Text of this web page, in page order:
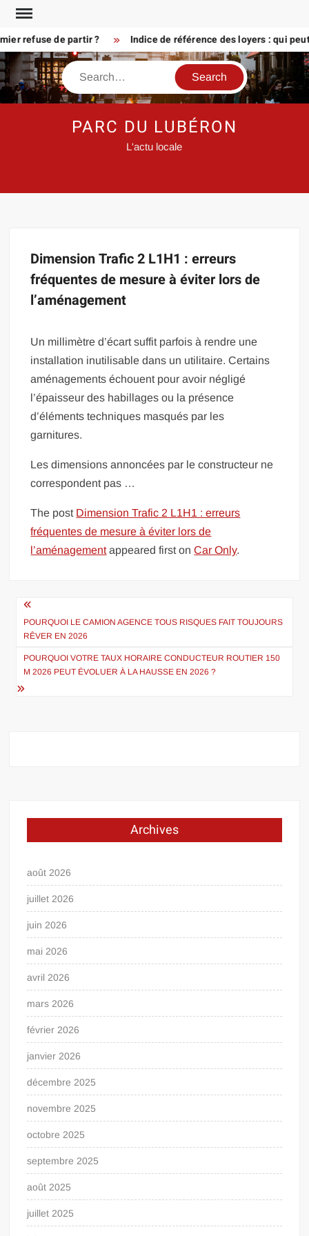
Skip
contentrefuse de partir ? Indice de référence des loyers : qui
Search
PARC DU LUBÉRON
L'actu locale
Dimension Trafic 2 L1H1 : erreurs
fréquentes de mesure à éviter lors de
l’aménagement
Un millimètre d’écart suffit parfois à rendre une
installation inutilisable dans un utilitaire. Certains
aménagements échouent pour avoir négligé
l’épaisseur des habillages ou la présence
d’éléments techniques masqués par les
garnitures.
Les dimensions annoncées par le constructeur ne
correspondent pas …
The post Dimension Trafic 2 L1H1 : erreurs
fréquentes de mesure à éviter lors de
l’aménagementappeared first onCar Only.
Navigation
de
l’article
POURQUOI LE CAMION AGENCE TOUS RISQUES FAIT TOUJOURS
RÊVER EN 2026
POURQUOI VOTRE TAUX HORAIRE CONDUCTEUR ROUTIER 150
M 2026 PEUT ÉVOLUER À LA HAUSSE EN 2026 ?
Archives
août 2026
juillet 2026
juin 2026
mai 2026
avril 2026
mars 2026
février 2026
janvier 2026
décembre 2025
novembre 2025
octobre 2025
septembre 2025
août 2025
juillet 2025